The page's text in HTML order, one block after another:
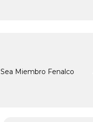
Sea Miembro Fenalco